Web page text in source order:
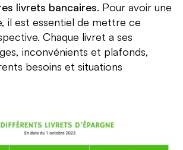
livrets bancaires. Pour avoir une
il est essentiel de mettre ce
Chaque livret a ses
inconvénients et plafonds,
besoins et situations